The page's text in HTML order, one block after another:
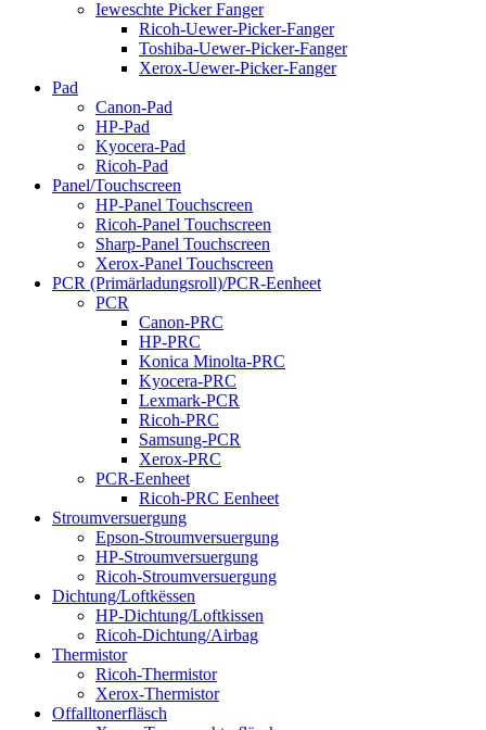
Ieweschte Picker Fanger
Ricoh-Uewer-Picker-Fanger
Toshiba-Uewer-Picker-Fanger
Xerox-Uewer-Picker-Fanger
Pad
Canon-Pad
HP-Pad
Kyocera-Pad
Ricoh-Pad
Panel/Touchscreen
HP-Panel Touchscreen
Ricoh-Panel Touchscreen
Sharp-Panel Touchscreen
Xerox-Panel Touchscreen
PCR (Primärladungsroll)/PCR-Eenheet
PCR
Canon-PRC
HP-PRC
Konica Minolta-PRC
Kyocera-PRC
Lexmark-PCR
Ricoh-PRC
Samsung-PCR
Xerox-PRC
PCR-Eenheet
Ricoh-PRC Eenheet
Stroumversuergung
Epson-Stroumversuergung
HP-Stroumversuergung
Ricoh-Stroumversuergung
Dichtung/Loftkëssen
HP-Dichtung/Loftkissen
Ricoh-Dichtung/Airbag
Thermistor
Ricoh-Thermistor
Xerox-Thermistor
Offalltonerfläsch